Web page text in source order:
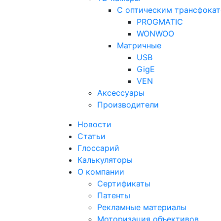
С оптическим
PROGMATIC
WONWOO
Матричные
USB
GigE
VEN
Аксессуары
Производители
Новости
Статьи
Глоссарий
Калькуляторы
О компании
Сертификаты
Патенты
Рекламные материалы
Моторизация объективов